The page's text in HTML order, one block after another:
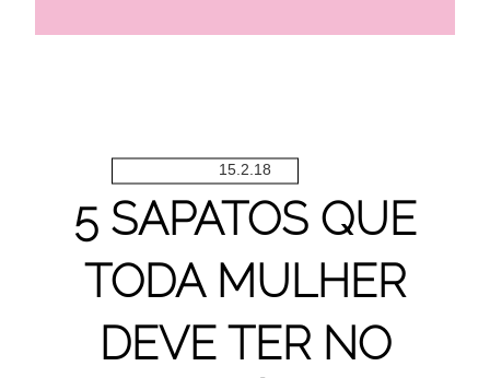
15.2.18
5 SAPATOS QUE
TODA MULHER
DEVE TER NO